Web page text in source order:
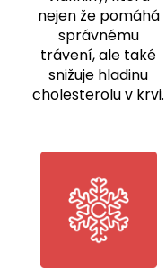
nejen že pomáhá
správnému
trávení, ale také
snižuje hladinu
cholesterolu v krvi.